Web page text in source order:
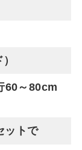
60～80cm
トで